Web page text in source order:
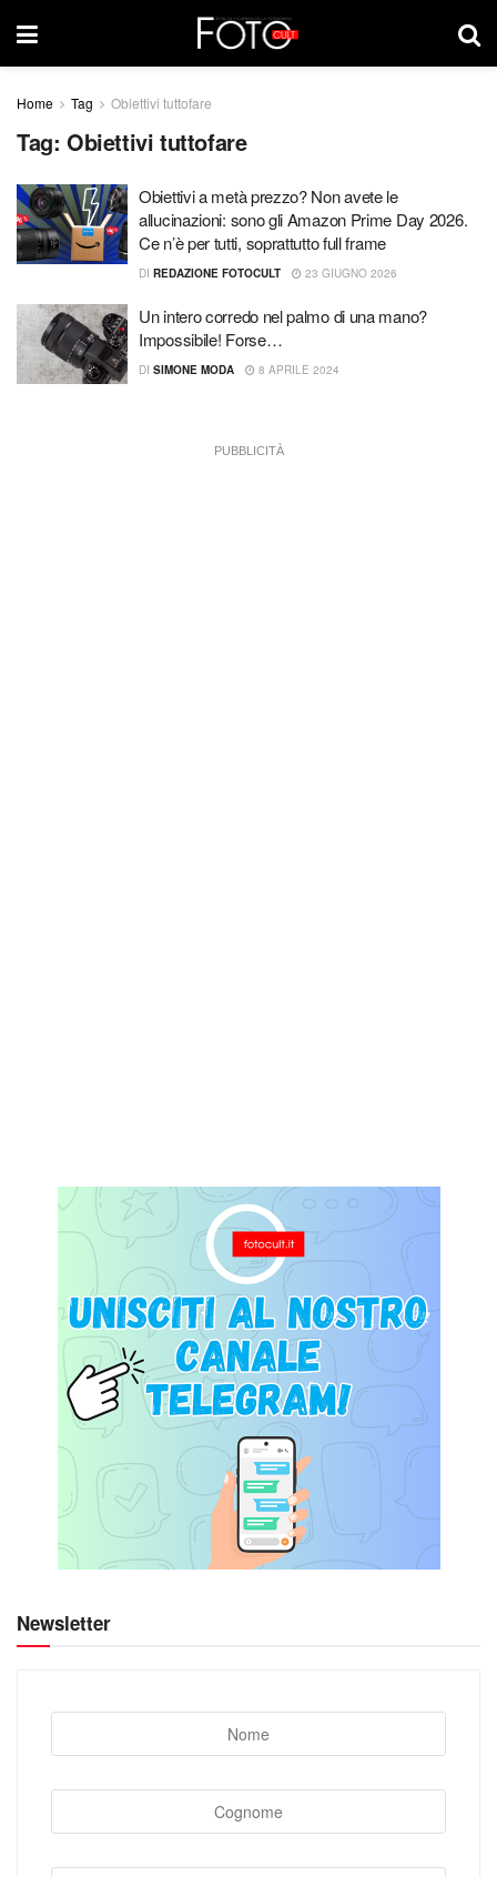
Home Tag Obiettivi tuttofare
Tag: Obiettivi tuttofare
Obiettivi a metà prezzo? Non avete le
allucinazioni: sono gli Amazon Prime Day 2026.
Ce n’è per tutti, soprattutto full frame
DI REDAZIONE FOTOCULT 23 GIUGNO 2026
Un intero corredo nel palmo di una mano?
Impossibile! Forse…
DI SIMONE MODA 8 APRILE 2024
PUBBLICITÀ
Newsletter